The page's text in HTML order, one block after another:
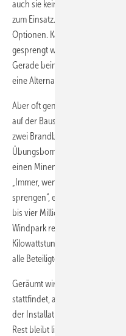
auch sie keine klare Erkenntnis
zum Einsatz. Ist dann eine
Optionen. Kann das
gesprengt werden oder kann
Gerade beim Verlegen von
eine Alternative sein.
Aber oft genug muss geborgen
auf der Baustelle des
zwei Brandbomben, zwei
Übungsbomben. Auf einer
einen Minengürtel, der durch
„Immer, wenn ein scharfer
sprengen“, erläutert Guldin.
bis vier Millionen Euro Kosten
Windpark rechnen, so Guldin.
Kilowattstunde über ein Projekt
alle Beteiligten hoch.
Geräumt wird nur, wo später
stattfindet, also an den
der Installation der Anlagen
Rest bleibt liegen. Dieter Guldin